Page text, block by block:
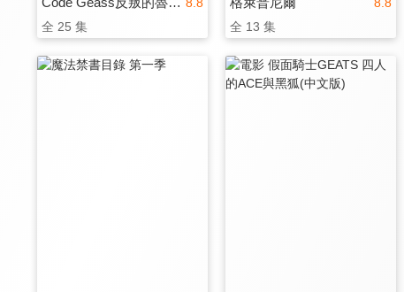
全 25 集 全 13 集